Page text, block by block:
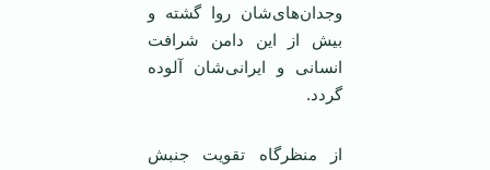
وجدان‌های‌‌شان روا گشته و
بیش از این دامن شرافت
انسانی و ایرانی‌شان آلوده
گردد.
از منظرگاه تقویت جنبش